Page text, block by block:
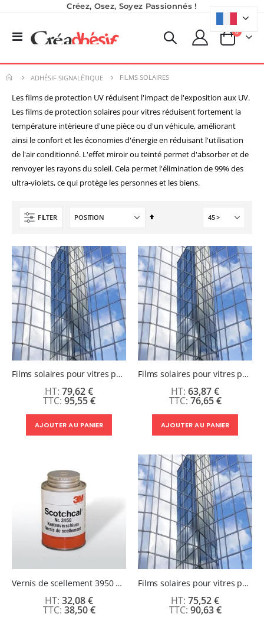
Créez, Osez, Soyez Passionnés !
Basculer
Panier
0produits
ADHÉSIF SIGNALÉTIQUE FILMS SOLAIRES
Les films de protection UV réduisent l'impact de l'exposition aux UV.
Les films de protection solaires pour vitres réduisent fortement la
température intèrieure d'une pièce ou d'un véhicule, améliorant
ainsi le confort et les économies d'énergie en réduisant l'utilisation
de l'air conditionné. L'effet miroir ou teinté permet d'absorber et de
renvoyer les rayons du soleil. Cela permet l'élimination de 99% des
ultra-violets, ce qui protège les personnes et les biens.
FILTER
Par
Films solaires pour vitres pose extérieur Argent clair 60 µm - Laize 1524 mm / Disponible au mètre
95,55 €
79,62 €
AJOUTER AU PANIER
Films solaires pour vitres pose extérieur Argent clair 60 µm - Laize 1220 mm / Disponible au mètre
76,65 €
63,87 €
AJOUTER AU PANIER
Vernis de scellement 3950 3M™
38,50 €
32,08 €
Films solaires pour vitres pose extérieur Argent clair 60 µm - Laize 1830 mm / Disponible au mètre
90,63 €
75,52 €
Nouveauté ! Tour de rangement pour Flex ou Vinyle - 36 emplacements
59,99 €
49,99 €
Imprimante Versiflex Objet et Textile : Kit Versiflex SG1000
0%
1 350,95 €
Formation en présentiel (demi-journée)
0,00 €
0,00 €
9,50 €
7,92 €
À partir de 6,50 €
40,83 €